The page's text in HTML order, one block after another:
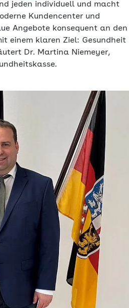
jeden individuell und macht
Kundencenter und
Angebote konsequent an den
einem klaren Ziel: Gesundheit
Dr. Martina Niemeyer,